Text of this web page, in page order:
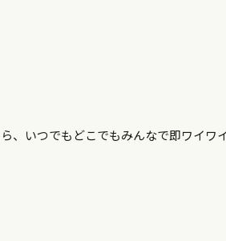
、いつでもどこでもみんなで即ワイワ